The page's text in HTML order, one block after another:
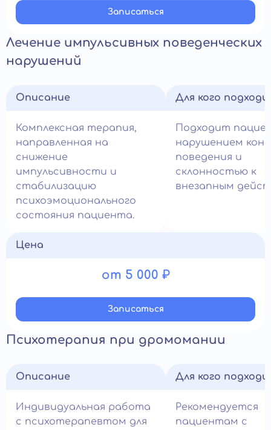
Записатьcя
Лечение импульсивных поведенческих
нарушений
Описание
Комплексная терапия,
направленная на
снижение
импульсивности и
стабилизацию
психоэмоционального
состояния пациента.
Для кого
Подходит
нарушением
поведения и
склонностью к
внезапным
Цена
от 5 000 ₽
Записатьcя
Психотерапия при дромомании
Описание
Индивидуальная работа
с психотерапевтом для
Для кого
Рекомендуется
пациентам с